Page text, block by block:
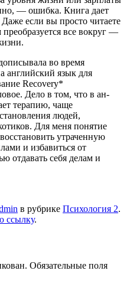
— ошибка. Книга дает
если вы про­сто читаете
преобразуется все вокруг —
во время
английский язык для
Recovery*
Дело в том, что в ан­
терапию, чаще
людей,
Для меня понятие
утраченную
и избавиться от
отда­вать себя делам и
в рубрике Психология 2.
ссылку.
Обязательные поля